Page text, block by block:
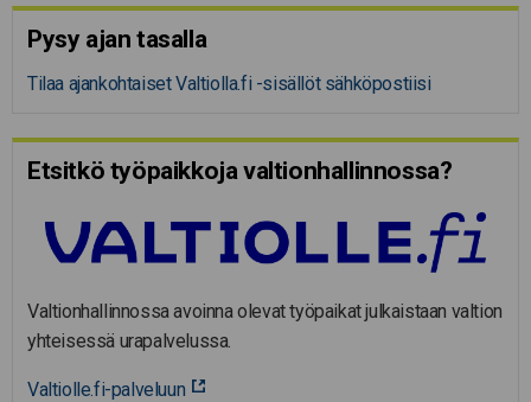
Pysy ajan tasalla
Tilaa ajankohtaiset Valtiolla.fi -sisällöt sähköpostiisi
Etsitkö työpaikkoja valtion­hal­lin­nossa?
Valtionhallinnossa avoinna olevat työpaikat julkaistaan valtion
yhteisessä urapalvelussa.
Valtiolle.fi-palveluun